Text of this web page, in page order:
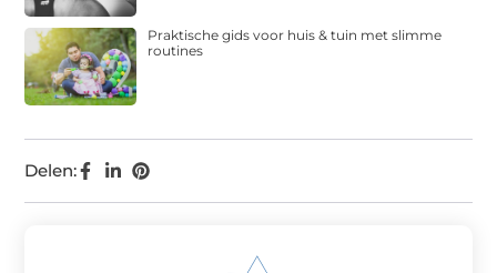
Delen:
Praktische gids voor huis & tuin met slimme
routines